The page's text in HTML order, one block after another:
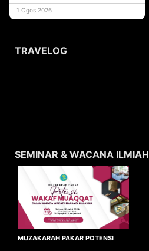
yang memberi ma
1 Ogos 2026
TRAVELOG
SEMINAR & WACANA ILMIAH
MUZAKARAH PAKAR POTENSI